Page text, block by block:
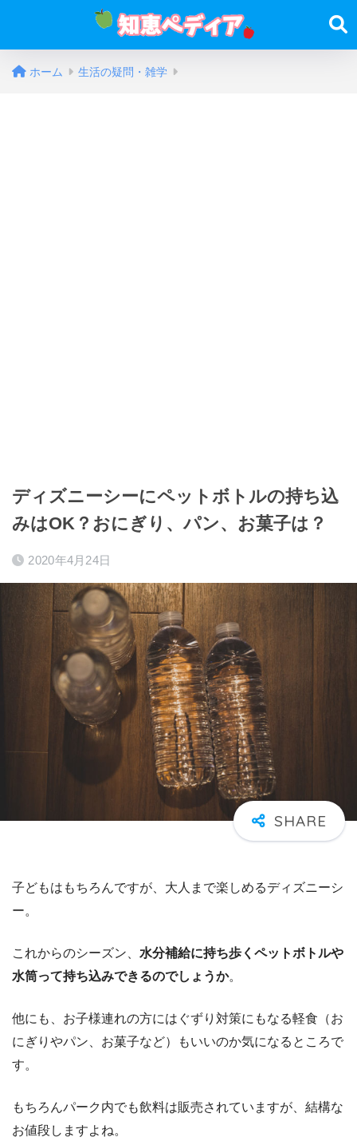
ホーム 生活の疑問・雑学
ディズニーシーにペットボトルの持ち込
みはOK？おにぎり、パン、お菓子は？
2020年4月24日
子どもはもちろんですが、大人まで楽しめるディズニーシ
ー。
これからのシーズン、 水分補給に持ち歩くペットボトルや
水筒って持ち込みできるのでしょうか。
他にも、お子様連れの方にはぐずり対策にもなる軽食（お
にぎりやパン、お菓子など）もいいのか気になるところで
す。
もちろんパーク内でも飲料は販売されていますが、結構な
お値段しますよね。